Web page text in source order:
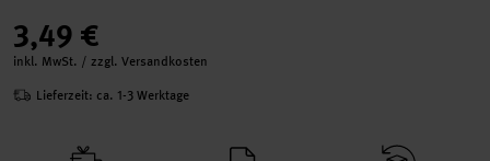
3,49 €
inkl. MwSt. / zzgl. Versandkosten
Lieferzeit: ca. 1-3 Werktage